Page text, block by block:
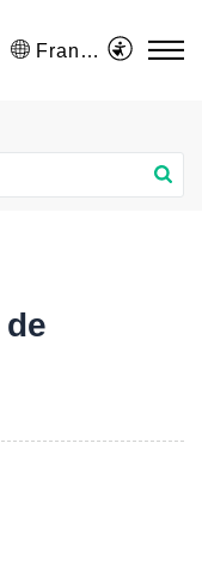
Français (France)